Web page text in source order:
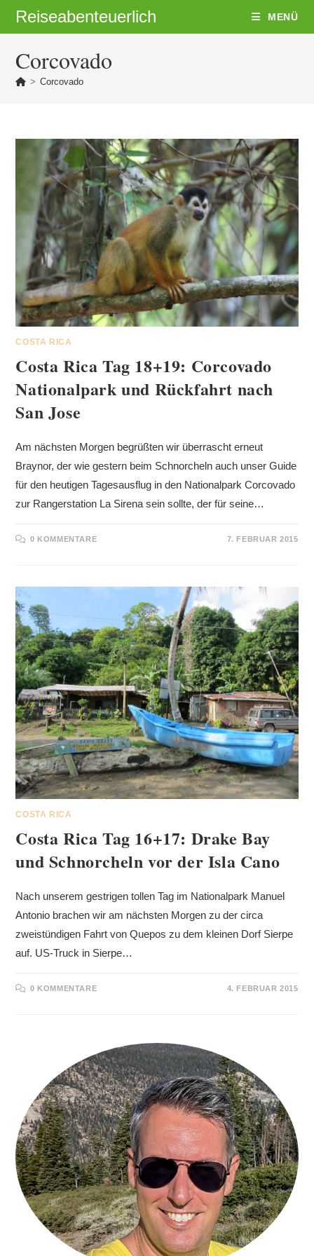
InhaltReiseabenteuerlich MENÜ
Corcovado
> Corcovado
COSTA RICA
Costa Rica Tag 18+19: Corcovado
Nationalpark und Rückfahrt nach
San Jose
Am nächsten Morgen begrüßten wir überrascht erneut
Braynor, der wie gestern beim Schnorcheln auch unser Guide
für den heutigen Tagesausflug in den Nationalpark Corcovado
zur Rangerstation La Sirena sein sollte, der für seine…
0 KOMMENTARE 7. FEBRUAR 2015
COSTA RICA
Costa Rica Tag 16+17: Drake Bay
und Schnorcheln vor der Isla Cano
Nach unserem gestrigen tollen Tag im Nationalpark Manuel
Antonio brachen wir am nächsten Morgen zu der circa
zweistündigen Fahrt von Quepos zu dem kleinen Dorf Sierpe
auf. US-Truck in Sierpe…
0 KOMMENTARE 4. FEBRUAR 2015